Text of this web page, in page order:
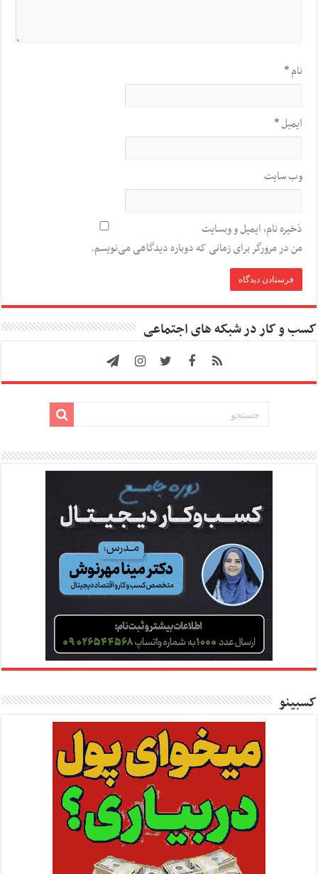
نام*
ایمیل*
وب‌ سایت
ذخیره نام، ایمیل و وبسایت
من در مرورگر برای زمانی که دوباره دیدگاهی می‌نویسم.
کسب و کار در شبکه های اجتماعی
کسبینو